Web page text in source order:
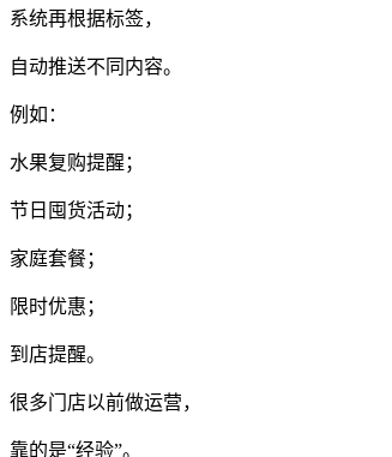
系统再根据标签，
自动推送不同内容。
例如：
水果复购提醒；
节日囤货活动；
家庭套餐；
限时优惠；
到店提醒。
很多门店以前做运营，
靠的是“经验”。